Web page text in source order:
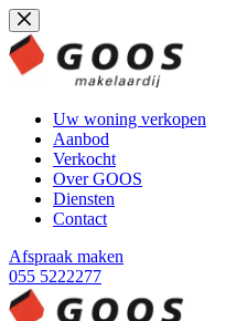
Ga
naar
de
inhoud
Uw woning verkopen
Aanbod
Verkocht
Over GOOS
Diensten
Contact
Afspraak maken
055 5222277